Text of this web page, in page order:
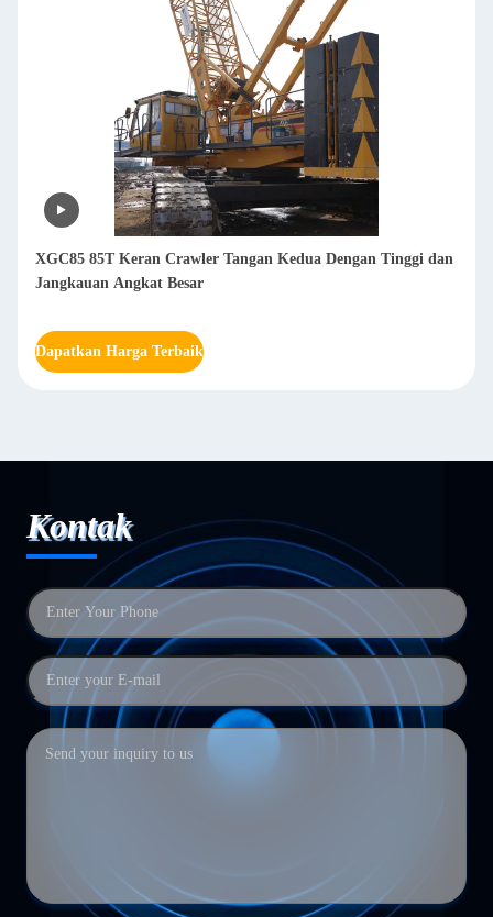
XGC85 85T Keran Crawler Tangan Kedua Dengan Tinggi dan
Jangkauan Angkat Besar
Dapatkan Harga Terbaik
Kontak